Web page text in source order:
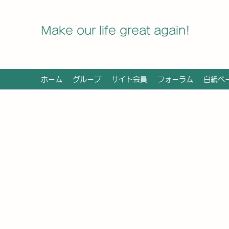
Make our life great again!
ホーム グループ サイト会員 フォーラム 白紙ペ